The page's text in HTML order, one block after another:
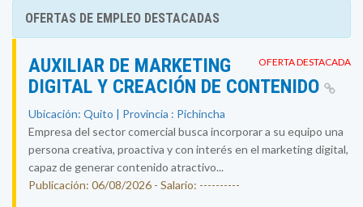
OFERTAS DE EMPLEO DESTACADAS
OFERTA DESTACADA
AUXILIAR DE MARKETING
DIGITAL Y CREACIÓN DE CONTENIDO
Ubicación: Quito | Provincia : Pichincha
Empresa del sector comercial busca incorporar a su equipo una
persona creativa, proactiva y con interés en el marketing digital,
capaz de generar contenido atractivo...
Publicación: 06/08/2026 - Salario: ----------